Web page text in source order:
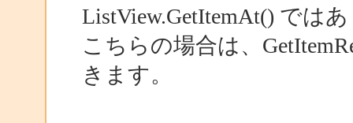
ListView.GetItemAt() では
こちらの場合は、
きます。